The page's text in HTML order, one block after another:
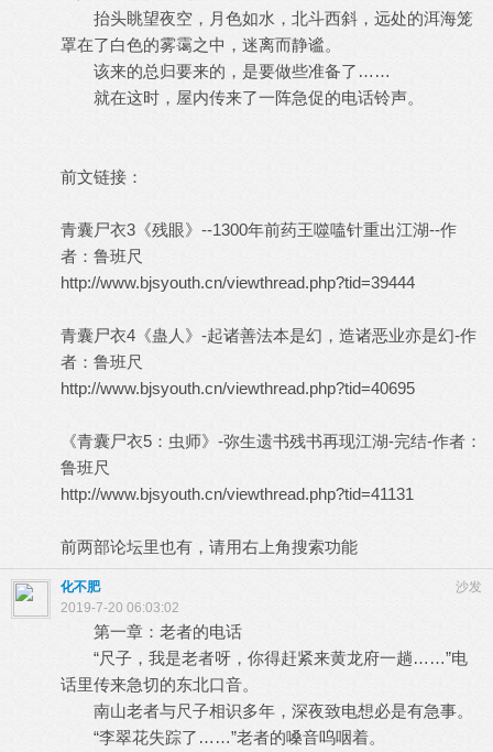
抬头眺望夜空，月色如水，北斗西斜，远处的洱海笼
罩在了白色的雾霭之中，迷离而静谧。
该来的总归要来的，是要做些准备了……
就在这时，屋内传来了一阵急促的电话铃声。
前文链接：
青囊尸衣3《残眼》--1300年前药王噬嗑针重出江湖--作
者：鲁班尺
http://www.bjsyouth.cn/viewthread.php?tid=39444
青囊尸衣4《蛊人》-起诸善法本是幻，造诸恶业亦是幻-作
者：鲁班尺
http://www.bjsyouth.cn/viewthread.php?tid=40695
《青囊尸衣5：虫师》-弥生遗书残书再现江湖-完结-作者：
鲁班尺
http://www.bjsyouth.cn/viewthread.php?tid=41131
前两部论坛里也有，请用右上角搜索功能
沙发
化不肥
2019-7-20 06:03:02
第一章：老者的电话
“尺子，我是老者呀，你得赶紧来黄龙府一趟……”电
话里传来急切的东北口音。
南山老者与尺子相识多年，深夜致电想必是有急事。
“李翠花失踪了……”老者的嗓音呜咽着。